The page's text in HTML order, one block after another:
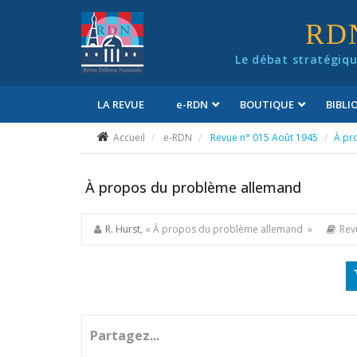
Le débat
LA REVUE e-RDN BOUTIQUE
Accueil e-RDN Revue n° 015 Août 1945 À
À propos du problème allemand
R. Hurst, « À propos du problème allemand »
Partagez...